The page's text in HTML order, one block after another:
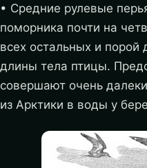
• Средние рулевые
поморника почти на
всех остальных и порой
длины тела птицы.
совершают очень
из Арктики в воды у